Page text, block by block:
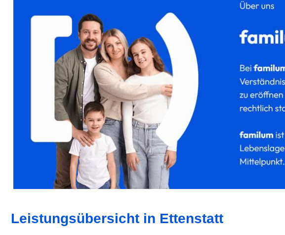
Leistungsübersicht in Ettenstatt